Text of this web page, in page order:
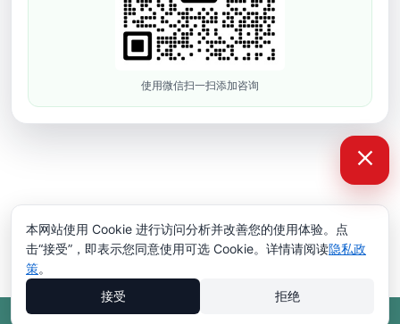
版权所有 © 2008-2026 深圳市依迪姆智能科技有限公司
16118934号 网站地图
使用微信扫一扫添加咨询
本网站使用 Cookie 进行访问分析并改善您的使用体验。点
击“接受”，即表示您同意使用可选 Cookie。详情请阅读隐私政
策。
接受
拒绝